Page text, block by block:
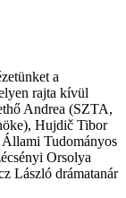
a
rajta kívül
Andrea (SZTA,
Hujdič Tibor
Állami Tudományos
Orsolya
László drámatanár